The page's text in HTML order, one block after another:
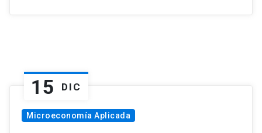
15 DIC
Microeconomía Aplicada